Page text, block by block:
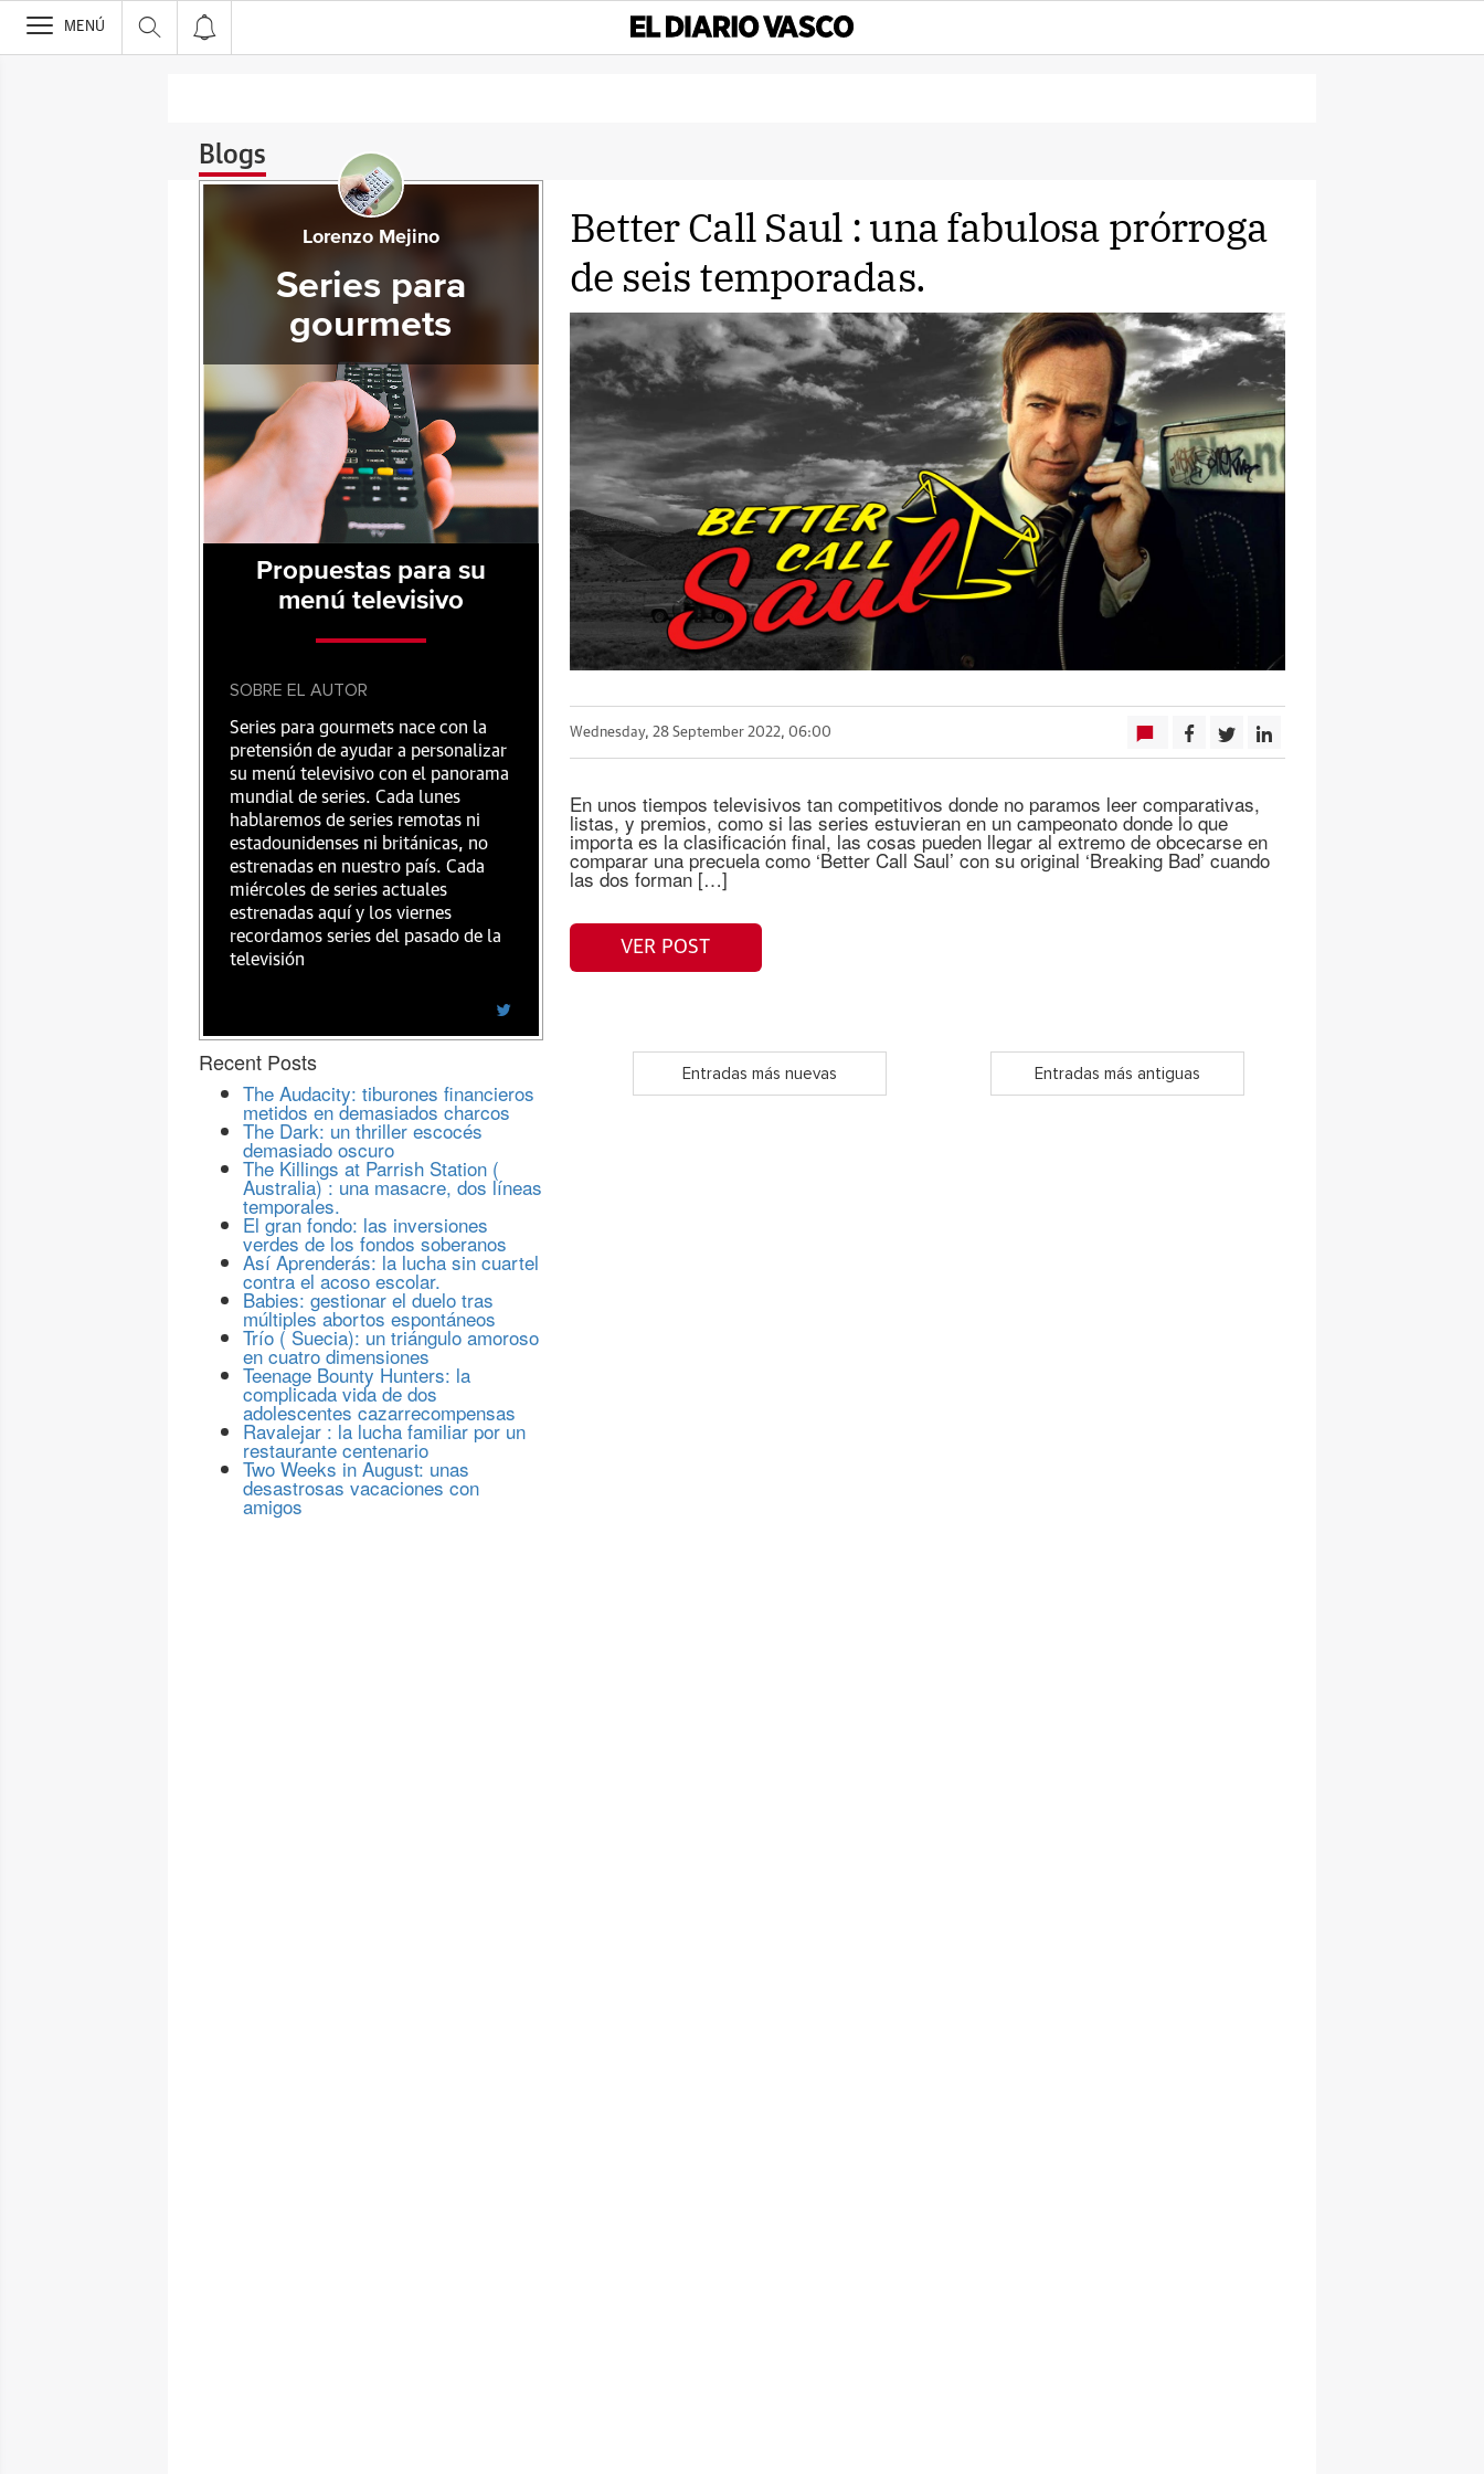
>
MENÚ
Blogs
Better Call Saul : una fabulosa prórroga
de seis temporadas.
Wednesday, 28 September 2022, 06:00
En unos tiempos televisivos tan competitivos donde no paramos leer comparativas,
listas, y premios, como si las series estuvieran en un campeonato donde lo que
importa es la clasificación final, las cosas pueden llegar al extremo de obcecarse en
comparar una precuela como ‘Better Call Saul’ con su original ‘Breaking Bad’ cuando
las dos forman […]
VER POST
Entradas más nuevas Entradas más antiguas
Lorenzo Mejino
Series para
gourmets
Propuestas para su
menú televisivo
SOBRE EL AUTOR
Series para gourmets nace con la
pretensión de ayudar a personalizar
su menú televisivo con el panorama
mundial de series. Cada lunes
hablaremos de series remotas ni
estadounidenses ni británicas, no
estrenadas en nuestro país. Cada
miércoles de series actuales
estrenadas aquí y los viernes
recordamos series del pasado de la
televisión
Recent Posts
The Audacity: tiburones financieros
metidos en demasiados charcos
The Dark: un thriller escocés
demasiado oscuro
The Killings at Parrish Station (
Australia) : una masacre, dos líneas
temporales.
El gran fondo: las inversiones
verdes de los fondos soberanos
Así Aprenderás: la lucha sin cuartel
contra el acoso escolar.
Babies: gestionar el duelo tras
múltiples abortos espontáneos
Trío ( Suecia): un triángulo amoroso
en cuatro dimensiones
Teenage Bounty Hunters: la
complicada vida de dos
adolescentes cazarrecompensas
Ravalejar : la lucha familiar por un
restaurante centenario
Two Weeks in August: unas
desastrosas vacaciones con
amigos